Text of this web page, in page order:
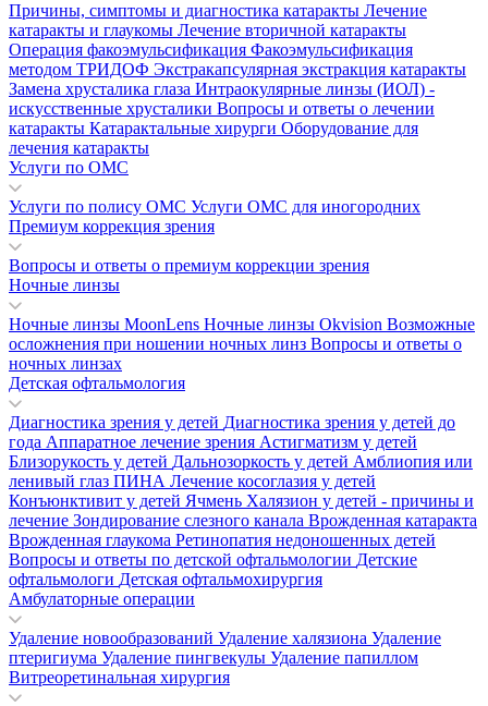
Причины, симптомы и диагностика катаракты Лечение
катаракты и глаукомы Лечение вторичной катаракты
Операция факоэмульсификация Факоэмульсификация
методом ТРИДОФ Экстракапсулярная экстракция катаракты
Замена хрусталика глаза Интраокулярные линзы (ИОЛ) -
искусственные хрусталики Вопросы и ответы о лечении
катаракты Катарактальные хирурги Оборудование для
лечения катаракты
Услуги по ОМС
Услуги по полису ОМС Услуги ОМС для иногородних
Премиум коррекция зрения
Вопросы и ответы о премиум коррекции зрения
Ночные линзы
Ночные линзы MoonLens Ночные линзы Okvision Возможные
осложнения при ношении ночных линз Вопросы и ответы о
ночных линзах
Детская офтальмология
Диагностика зрения у детей Диагностика зрения у детей до
года Аппаратное лечение зрения Астигматизм у детей
Близорукость у детей Дальнозоркость у детей Амблиопия или
ленивый глаз ПИНА Лечение косоглазия у детей
Конъюнктивит у детей Ячмень Халязион у детей - причины и
лечение Зондирование слезного канала Врожденная катаракта
Врожденная глаукома Ретинопатия недоношенных детей
Вопросы и ответы по детской офтальмологии Детские
офтальмологи Детская офтальмохирургия
Амбулаторные операции
Удаление новообразований Удаление халязиона Удаление
птеригиума Удаление пингвекулы Удаление папиллом
Витреоретинальная хирургия